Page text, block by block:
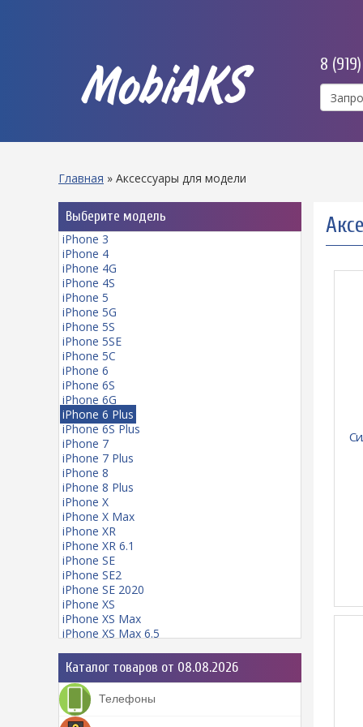
MobiAKS
8
Главная » Аксессуары для модели
Выберите модель
iPhone 3
iPhone 4
iPhone 4G
iPhone 4S
iPhone 5
iPhone 5G
iPhone 5S
iPhone 5SE
iPhone 5C
iPhone 6
iPhone 6S
iPhone 6G
iPhone 6 Plus
iPhone 6S Plus
iPhone 7
iPhone 7 Plus
iPhone 8
iPhone 8 Plus
iPhone X
iPhone X Max
iPhone XR
iPhone XR 6.1
iPhone SE
iPhone SE2
iPhone SE 2020
iPhone XS
iPhone XS Max
iPhone XS Max 6.5
iPhone 11 mini
iPhone 11 Pro
iPhone 11 Pro Max
iPhone 12
iPhone 12 Pro
Каталог товаров от 08.08.2026
Телефоны